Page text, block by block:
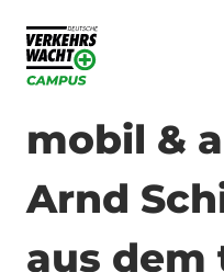
mobil &
Arnd
aus dem